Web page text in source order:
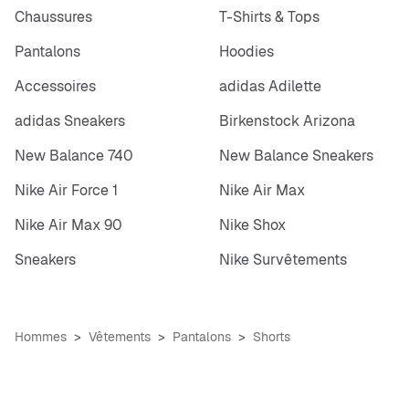
Chaussures
T-Shirts & Tops
Pantalons
Hoodies
Accessoires
adidas Adilette
adidas Sneakers
Birkenstock Arizona
New Balance 740
New Balance Sneakers
Nike Air Force 1
Nike Air Max
Nike Air Max 90
Nike Shox
Sneakers
Nike Survêtements
Hommes Vêtements Pantalons Shorts